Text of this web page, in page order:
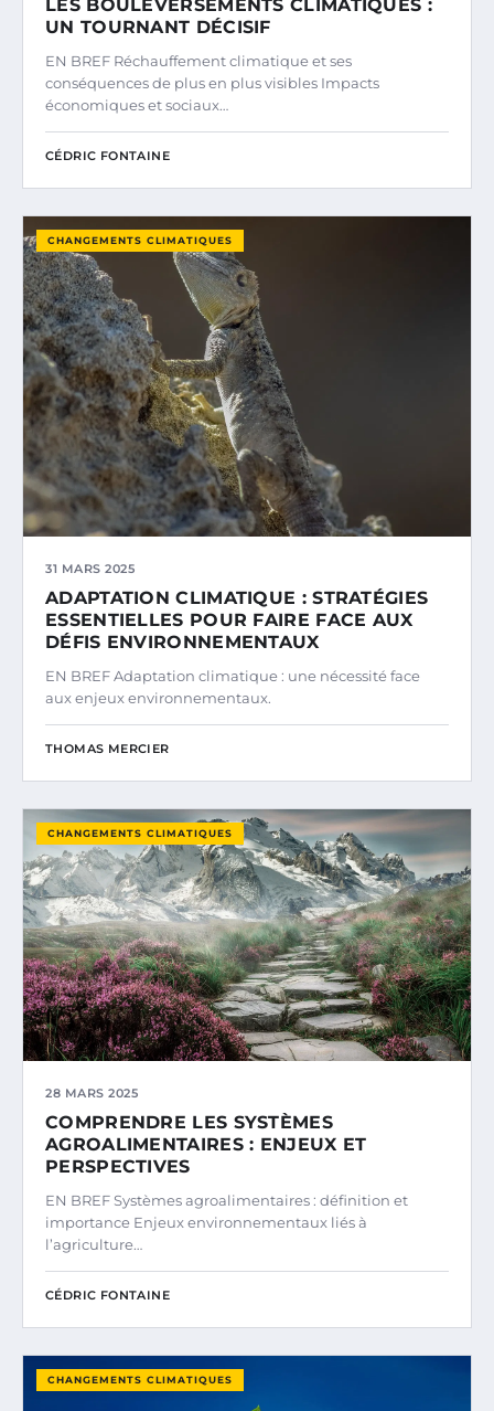
LES BOULEVERSEMENTS CLIMATIQUES :
UN TOURNANT DÉCISIF
EN BREF Réchauffement climatique et ses
conséquences de plus en plus visibles Impacts
économiques et sociaux…
CÉDRIC FONTAINE
CHANGEMENTS CLIMATIQUES
31 MARS 2025
ADAPTATION CLIMATIQUE : STRATÉGIES
ESSENTIELLES POUR FAIRE FACE AUX
DÉFIS ENVIRONNEMENTAUX
EN BREF Adaptation climatique : une nécessité face
aux enjeux environnementaux.
THOMAS MERCIER
CHANGEMENTS CLIMATIQUES
28 MARS 2025
COMPRENDRE LES SYSTÈMES
AGROALIMENTAIRES : ENJEUX ET
PERSPECTIVES
EN BREF Systèmes agroalimentaires : définition et
importance Enjeux environnementaux liés à
l’agriculture…
CÉDRIC FONTAINE
CHANGEMENTS CLIMATIQUES